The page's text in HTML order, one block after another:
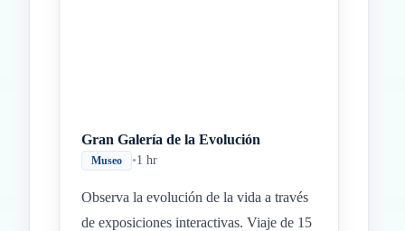
Gran Galería de la Evolución
Museo •1 hr
Observa la evolución de la vida a través
de exposiciones interactivas. Viaje de 15